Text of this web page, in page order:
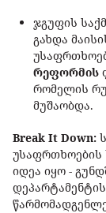
ჯგუფის
გახდა
რეფორმის
რომელის
მუშაობდა.
Break It Down:
უსაფრთხოების
იდეა იყო -